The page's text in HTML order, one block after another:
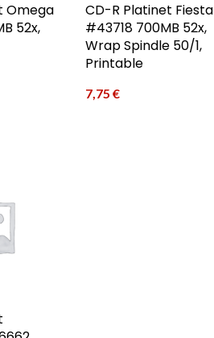
Omega
52x,
CD-R Platinet Fiesta
#43718 700MB 52x,
Wrap Spindle 50/1,
Printable
7,75 €